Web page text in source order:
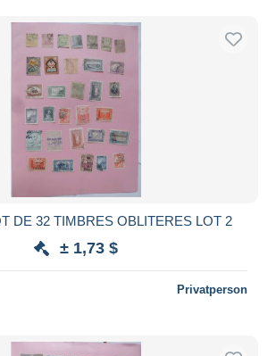
DE 32 TIMBRES OBLITERES LOT 2
± 1,73 $
Privatperson